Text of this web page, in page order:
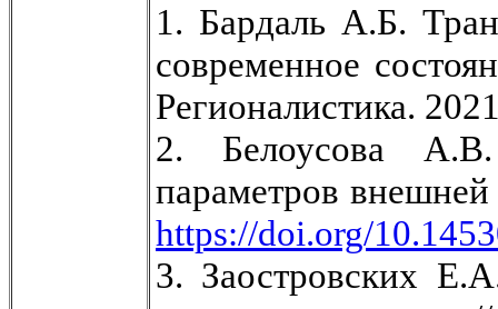
1. Бардаль А.Б.
современное
Регионалистика.
2. Белоусова А.В.
параметров
https://doi.org/
3. Заостровских